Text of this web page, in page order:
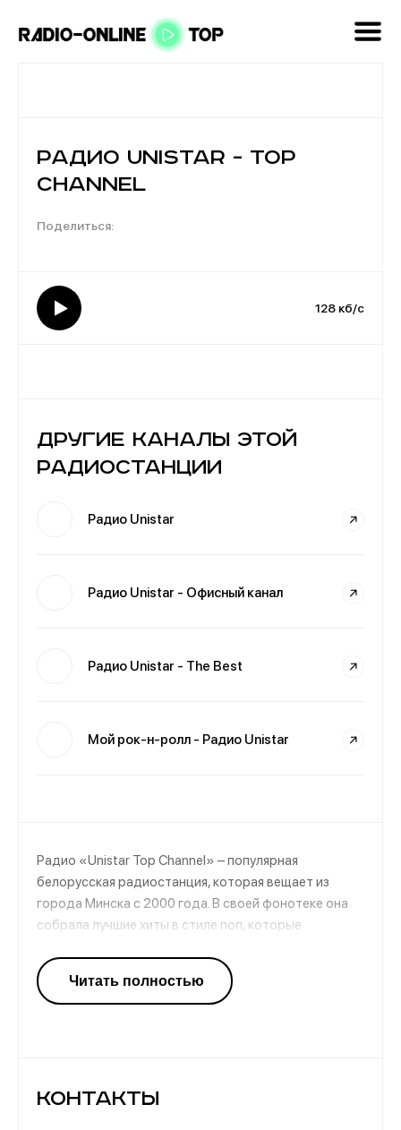
Радио Unistar - Top
Channel
128 кб/с
Другие каналы этой
радиостанции
Радио Unistar
Радио Unistar - Офисный канал
Радио Unistar - The Best
Мой рок-н-ролл - Радио Unistar
Радио «Unistar Top Channel» – популярная
белорусская радиостанция, которая вещает из
города Минска с 2000 года. В своей фонотеке она
собрала лучшие хиты в стиле поп, которые
воспринимаются на слух. Кроме этого,
периодически в эфирах звучит и музыка народного
Контакты